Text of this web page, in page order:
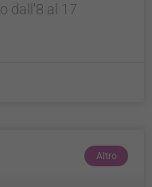
dall’8 al 17
Altro